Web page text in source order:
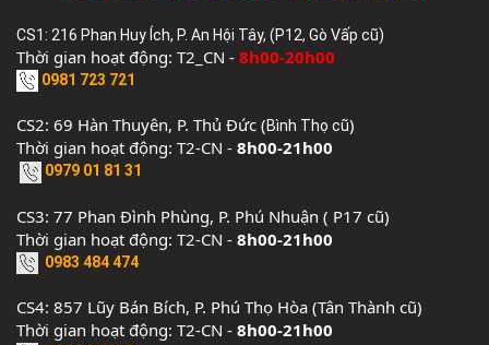
CS1: 216 Phan Huy Ích, P. An Hội Tây, (P12, Gò Vấp cũ)
Thời gian hoạt động: T2_CN - 8h00-20h00
0981 723 721
CS2: 69 Hàn Thuyên, P. Thủ Đức (Bình Thọ cũ)
Thời gian hoạt động: T2-CN - 8h00-21h00
0979 01 81 31
CS3: 77 Phan Đình Phùng, P. Phú Nhuận ( P17 cũ)
Thời gian hoạt động: T2-CN - 8h00-21h00
0983 484 474
CS4: 857 Lũy Bán Bích, P. Phú Thọ Hòa (Tân Thành cũ)
Thời gian hoạt động: T2-CN - 8h00-21h00